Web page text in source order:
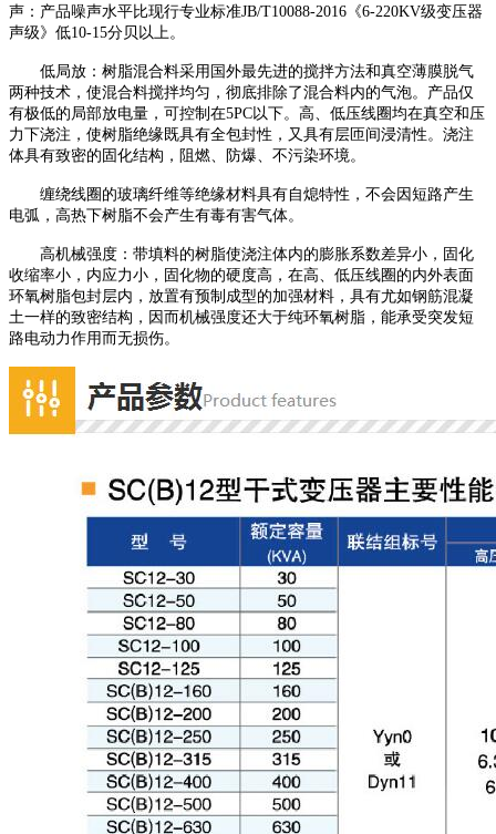
声：产品噪声水平比现行专业标准JB/T10088-2016《6-220KV级变压器
声级》低10-15分贝以上。
低局放：树脂混合料采用国外最先进的搅拌方法和真空薄膜脱气
两种技术，使混合料搅拌均匀，彻底排除了混合料内的气泡。产品仅
有极低的局部放电量，可控制在5PC以下。高、低压线圈均在真空和压
力下浇注，使树脂绝缘既具有全包封性，又具有层匝间浸清性。浇注
体具有致密的固化结构，阻燃、防爆、不污染环境。
缠绕线圈的玻璃纤维等绝缘材料具有自熄特性，不会因短路产生
电弧，高热下树脂不会产生有毒有害气体。
高机械强度：带填料的树脂使浇注体内的膨胀系数差异小，固化
收缩率小，内应力小，固化物的硬度高，在高、低压线圈的内外表面
环氧树脂包封层内，放置有预制成型的加强材料，具有尤如钢筋混凝
土一样的致密结构，因而机械强度还大于纯环氧树脂，能承受突发短
路电动力作用而无损伤。